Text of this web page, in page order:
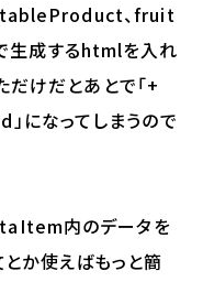
、fruit
生成するhtmlを入れ
だけだとあとで「+
になってしまうので
内のデータを
か使えばもっと簡